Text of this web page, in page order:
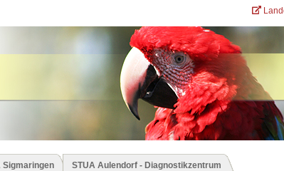
Sigmaringen STUA Aulendorf - Diagnostikzentrum